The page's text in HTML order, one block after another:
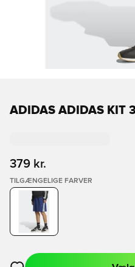
ADIDAS ADIDAS KIT
379 kr.
TILGÆNGELIGE FARVER